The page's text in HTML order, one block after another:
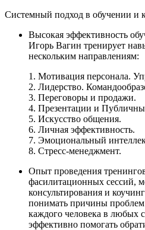
Системный подход в обучении и
Высокая эффективность
Игорь Вагин тренирует
нескольким направлениям:
1. Мотивация персонала.
2. Лидерство.
3. Переговоры и продажи.
4. Презентации и
5. Искусство общения.
6. Личная эффективность.
7. Эмоциональный
8. Стресс-менеджмент.
Опыт проведения
фасилитационных сессий,
консультирования и
понимать причины
каждого человека в любых
эффективно помогать